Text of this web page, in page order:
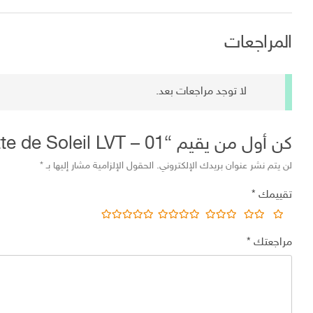
المراجعات
لا توجد مراجعات بعد.
كن أول من يقيم “Lunette de Soleil LVT – 01”
لن يتم نشر عنوان بريدك الإلكتروني. الحقول الإلزامية مشار إليها بـ*
تقييمك *
مراجعتك *